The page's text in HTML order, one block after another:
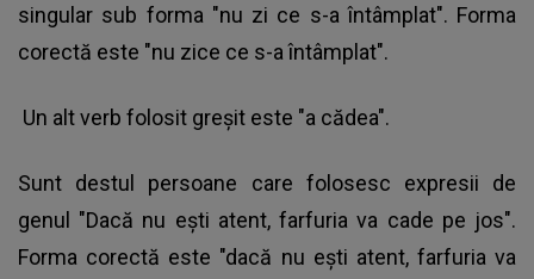
singular sub forma "nu zi ce s-a întâmplat". Forma
corectă este "nu zice ce s-a întâmplat".
Un alt verb folosit greşit este "a cădea".
Sunt destul persoane care folosesc expresii de
genul "Dacă nu eşti atent, farfuria va cade pe jos".
Forma corectă este "dacă nu eşti atent, farfuria va